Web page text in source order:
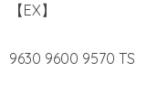
【EX】
9630 9600 9570 TS